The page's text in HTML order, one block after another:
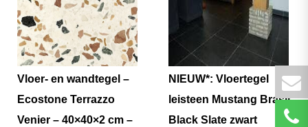
Vloer- en wandtegel –
Ecostone Terrazzo
Venier – 40×40×2 cm –
NIEUW*: Vloertegel
leisteen Mustang Brasil
Black Slate zwart